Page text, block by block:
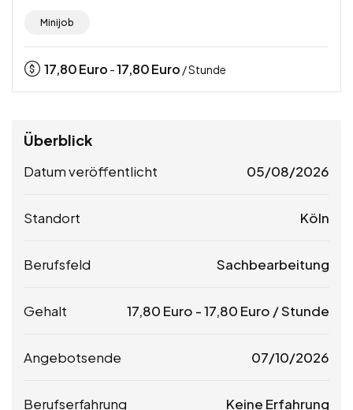
Minijob
17,80Euro -17,80Euro / Stunde
Überblick
Datum veröffentlicht 05/08/2026
Standort Köln
Berufsfeld Sachbearbeitung
Gehalt 17,80 Euro -17,80 Euro / Stunde
Angebotsende 07/10/2026
Berufserfahrung Keine Erfahrung